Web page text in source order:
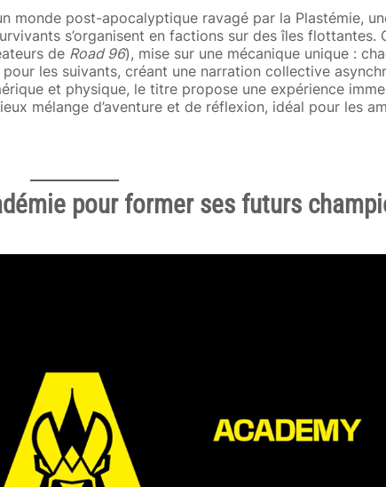
monde post-apocalyptique ravagé par la Plastémie,
s’organisent en factions sur des îles flottantes.
de Road 96), mise sur une mécanique unique :
les suivants, créant une narration collective
et physique, le titre propose une expérience
mélange d’aventure et de réflexion, idéal pour les
pour former ses futurs